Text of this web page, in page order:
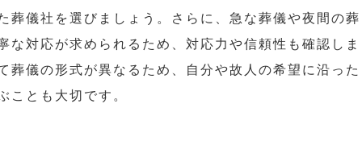
葬儀社を選びましょう。さらに、急な葬儀や夜間の葬
な対応が求められるため、対応力や信頼性も確認しま
葬儀の形式が異なるため、自分や故人の希望に沿った
ことも大切です。